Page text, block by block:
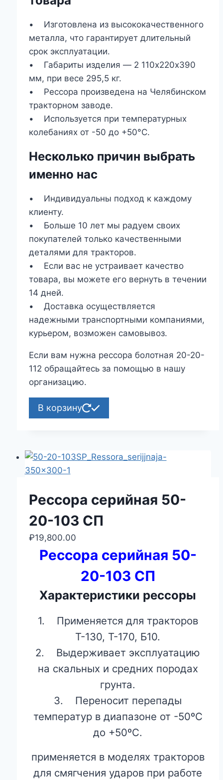
• Изготовлена из высококачественного
металла, что гарантирует длительный
срок эксплуатации.
• Габариты изделия ― 2 110х220х390
мм, при весе 295,5 кг.
• Рессора произведена на Челябинском
тракторном заводе.
• Используется при температурных
колебаниях от -50 до +50°С.
Несколько причин выбрать
именно нас
• Индивидуальны подход к каждому
клиенту.
• Больше 10 лет мы радуем своих
покупателей только качественными
деталями для тракторов.
• Если вас не устраивает качество
товара, вы можете его вернуть в течении
14 дней.
• Доставка осуществляется
надежными транспортными компаниями,
курьером, возможен самовывоз.
Если вам нужна рессора болотная 20-20-
112 обращайтесь за помощью в нашу
организацию.
В корзину
Рессора серийная 50-
20-103 СП
₽19,800.00
Рессора серийная 50-
20-103 СП
Характеристики рессоры
1. Применяется для тракторов
Т-130, Т-170, Б10.
2. Выдерживает эксплуатацию
на скальных и средних породах
грунта.
3. Переносит перепады
температур в диапазоне от -50ºС
до +50ºС.
применяется в моделях тракторов
для смягчения ударов при работе